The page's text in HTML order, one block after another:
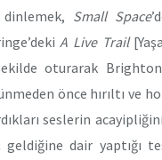
Small Space
A Live Trail
oturarak
önce hırıltı ve
seslerin
dair yaptığı